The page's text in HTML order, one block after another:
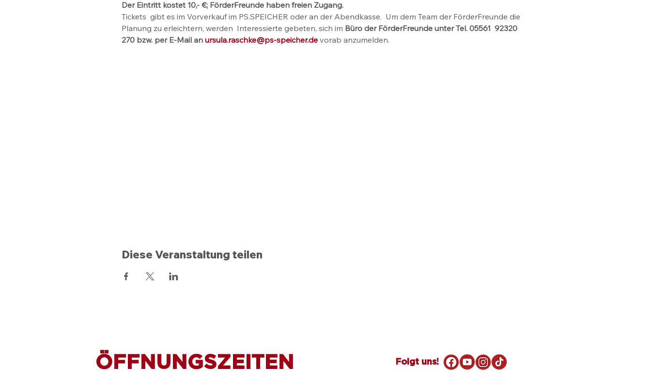
Der Eintritt kostet 10,- €; FörderFreunde haben freien Zugang.
Tickets  gibt es im Vorverkauf im PS.SPEICHER oder an der Abendkasse.  Um dem Team der FörderFreunde die
Planung zu erleichtern, werden  Interessierte gebeten, sich im Büro der FörderFreunde unter Tel. 05561  92320
270 bzw. per E-Mail an ursula.raschke@ps-speicher.de vorab anzumelden.
Diese Veranstaltung teilen
ÖFFNUNGSZEITEN Folgt uns!